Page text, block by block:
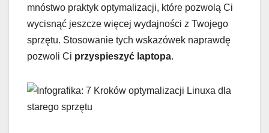
mnóstwo praktyk optymalizacji, które pozwolą Ci
wycisnąć jeszcze więcej wydajności z Twojego
sprzętu. Stosowanie tych wskazówek naprawdę
pozwoli Ci przyspieszyć laptopa.